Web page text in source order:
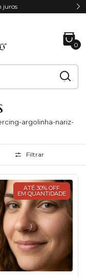
juros
0
argolinha-nariz-
Filtrar
ATÉ 30% OFF
EM QUANTIDADE